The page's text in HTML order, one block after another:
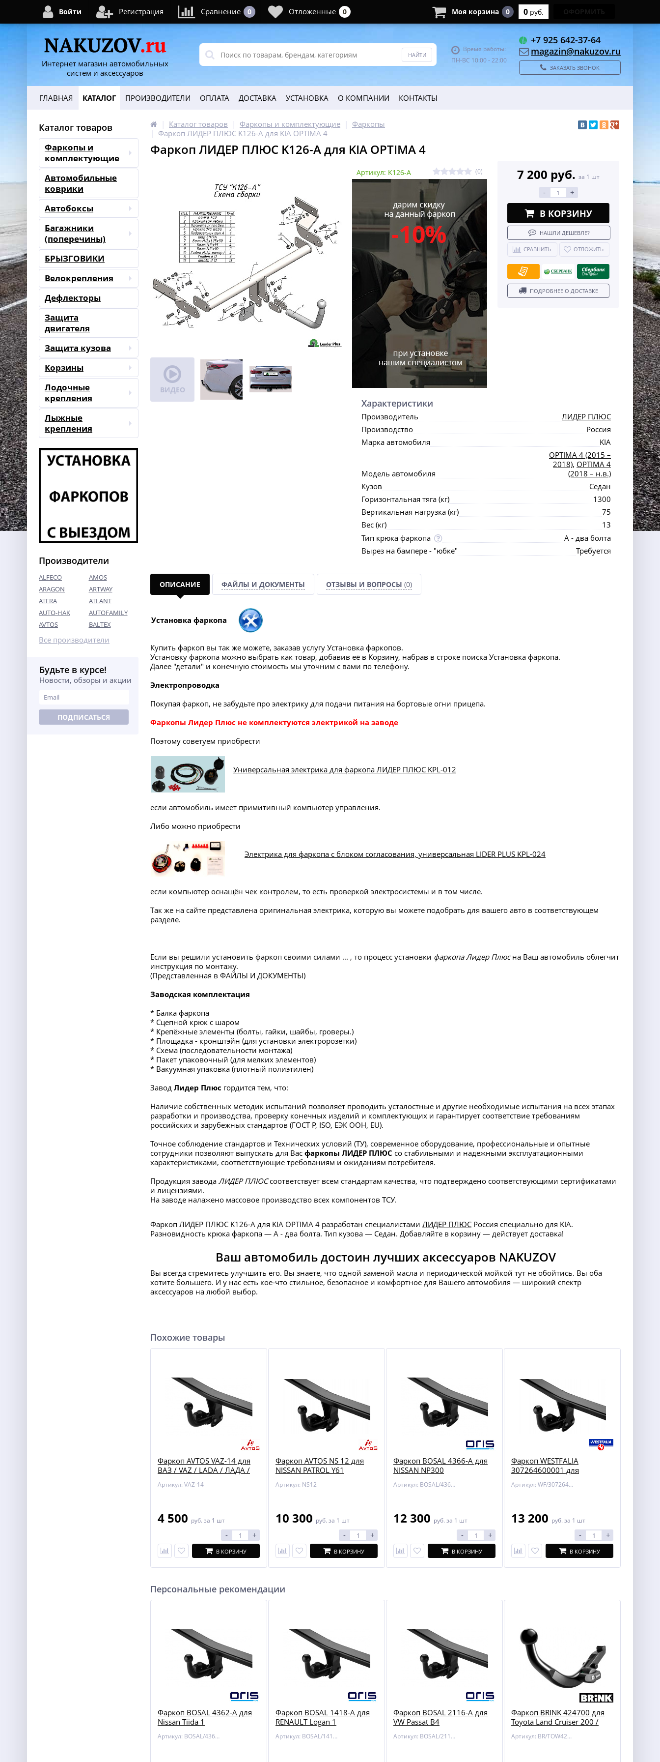
Интернет магазин автомобильных
систем и аксессуаров
Время работы:
ПН-ВС 10:00 - 22:00
+7 925 642-37-64
magazin@nakuzov.ru
ЗАКАЗАТЬ ЗВОНОК
ГЛАВНАЯ КАТАЛОГ ПРОИЗВОДИТЕЛИ ОПЛАТА ДОСТАВКА УСТАНОВКА О КОМПАНИИ КОНТАКТЫ
Каталог товаров
Фаркопы и
комплектующие
Автомобильные
коврики
Автобоксы
Багажники
(поперечины)
БРЫЗГОВИКИ
Велокрепления
Дефлекторы
Защита
двигателя
Защита кузова
Корзины
Лодочные
крепления
Лыжные
крепления
Производители
ALFECO
AMOS
ARAGON
ARTWAY
ATERA
ATLANT
AUTO-HAK
AUTOFAMILY
AVTOS
BALTEX
Все производители
Будьте в курсе!
Новости, обзоры и акции
ПОДПИСАТЬСЯ
Каталог товаров Фаркопы и комплектующие
Фаркопы
Фаркоп ЛИДЕР ПЛЮС K126-A для KIA OPTIMA 4
Фаркоп ЛИДЕР ПЛЮС K126-A для KIA OPTIMA 4
ВИДЕО
Артикул: K126-A (0) 7 200 руб. за 1 шт
- +
В КОРЗИНУ
НАШЛИ ДЕШЕВЛЕ?
СРАВНИТЬ ОТЛОЖИТЬ
ПОДРОБНЕЕ О ДОСТАВКЕ
Характеристики
Производитель
ЛИДЕР ПЛЮС
Производство
Россия
Марка автомобиля
KIA
Модель автомобиля
OPTIMA 4 (2015 –
2018), OPTIMA 4
(2018 – н.в.)
Кузов
Седан
Горизонтальная тяга (кг)
1300
Вертикальная нагрузка (кг)
75
Вес (кг)
13
Тип крюка фаркопа
А - два болта
Вырез на бампере - "юбке"
Требуется
ОПИСАНИЕ ФАЙЛЫ И ДОКУМЕНТЫ ОТЗЫВЫ И ВОПРОСЫ (0)
Установка фаркопа
Купить фаркоп вы так же можете, заказав услугу Установка фаркопов.
Установку фаркопа можно выбрать как товар, добавив её в Корзину, набрав в строке поиска Установка фаркопа.
Далее "детали" и конечную стоимость мы уточним с вами по телефону.
Электропроводка
Покупая фаркоп, не забудьте про электрику для подачи питания на бортовые огни прицепа.
Фаркопы Лидер Плюс не комплектуются электрикой на заводе
Поэтому советуем приобрести
Универсальная электрика для фаркопа ЛИДЕР ПЛЮС KPL-012
если автомобиль имеет примитивный компьютер управления.
Либо можно приобрести
Электрика для фаркопа с блоком согласования, универсальная LIDER PLUS KPL-024
если компьютер оснащён чек контролем, то есть проверкой электросистемы и в том числе.
Так же на сайте представлена оригинальная электрика, которую вы можете подобрать для вашего авто в соответствующем
разделе.
Если вы решили установить фаркоп своими силами ... , то процесс установки фаркопа Лидер Плюсна Ваш автомобиль облегчит
инструкция по монтажу.
(Представленная в ФАЙЛЫ И ДОКУМЕНТЫ)
Заводская комплектация
* Балка фаркопа
* Сцепной крюк с шаром
* Крепёжные элементы (болты, гайки, шайбы, гроверы.)
* Площадка - кронштэйн (для установки электророзетки)
* Схема (последовательности монтажа)
* Пакет упаковочный (для мелких элементов)
* Вакуумная упаковка (плотный полиэтилен)
Завод Лидер Плюс гордится тем, что:
Наличие собственных методик испытаний позволяет проводить усталостные и другие необходимые испытания на всех этапах
разработки и производства, проверку конечных изделий и комплектующих и гарантирует соответствие требованиям
российских и зарубежных стандартов (ГОСТ Р, ISO, ЕЭК ООН, EU).
Точное соблюдение стандартов и Технических условий (ТУ), современное оборудование, профессиональные и опытные
сотрудники позволяют выпускать для Вас фаркопы ЛИДЕР ПЛЮС со стабильными и надежными эксплуатационными
характеристиками, соответствующие требованиям и ожиданиям потребителя.
Продукция завода ЛИДЕР ПЛЮСсоответствует всем стандартам качества, что подтверждено соответствующими сертификатами
и лицензиями.
На заводе налажено массовое производство всех компонентов ТСУ.
Фаркоп ЛИДЕР ПЛЮС K126-A для KIA OPTIMA 4 разработан специалистами ЛИДЕР ПЛЮС Россия специально для KIA.
Разновидность крюка фаркопа — А - два болта. Тип кузова — Седан. Добавляйте в корзину — действует доставка!
Ваш автомобиль достоин лучших аксессуаров NAKUZOV
Вы всегда стремитесь улучшить его. Вы знаете, что одной заменой масла и периодической мойкой тут не обойтись. Вы оба
хотите большего. И у нас есть кое-что стильное, безопасное и комфортное для Вашего автомобиля — широкий спектр
аксессуаров на любой выбор.
Похожие товары
Фаркоп AVTOS VAZ-14 для
ВАЗ / VAZ / LADA / ЛАДА /
Артикул: VAZ-14
4 500 руб. за 1 шт
- +
В КОРЗИНУ
Фаркоп AVTOS NS 12 для
NISSAN PATROL Y61
Артикул: NS12
10 300 руб. за 1 шт
- +
В КОРЗИНУ
Фаркоп BOSAL 4366-A для
NISSAN NP300
Артикул: BOSAL/4366-A
12 300 руб. за 1 шт
- +
В КОРЗИНУ
Фаркоп WESTFALIA
307264600001 для
Артикул: WF/307264600001
13 200 руб. за 1 шт
- +
В КОРЗИНУ
Персональные рекомендации
Фаркоп BOSAL 4362-A для
Nissan Tiida 1
Артикул: BOSAL/4362-A
Фаркоп BOSAL 1418-A для
RENAULT Logan 1
Артикул: BOSAL/1418-A
Фаркоп BOSAL 2116-A для
VW Passat B4
Артикул: BOSAL/2116-A
Фаркоп BRINK 424700 для
Toyota Land Cruiser 200 /
Артикул: BR/TOW424700
Войти Регистрация Сравнение 0 Отложенные 0 Моя корзина 0 0 руб.